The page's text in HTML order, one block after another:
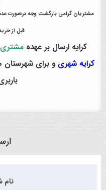
قبل از
کرایه ارسال بر عهده مشتری
کرایه شهری و برای شهرستان
نام